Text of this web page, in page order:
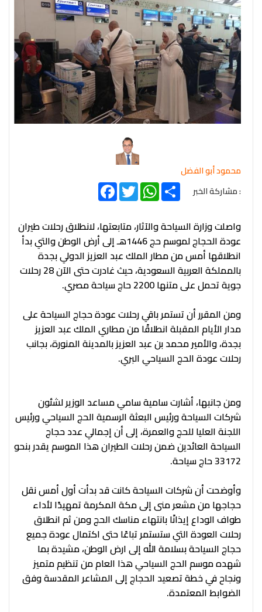
محمود أبو الفضل
: مشاركة الخبر
FacebookTwitter
WhatsAppShare
واصلت وزارة السياحة والآثار، متابعتها، لانطلاق رحلات طيران
عودة الحجاج لموسم حج 1446هـ إلى أرض الوطن والتي بدأ
انطلاقها أمس من مطار الملك عبد العزيز الدولي بجدة
بالمملكة العربية السعودية، حيث غادرت حتى الآن 28 رحلات
جوية تحمل على متنها 2200 حاج سياحة مصري.
ومن المقرر أن تستمر باقي رحلات عودة حجاج السياحة على
مدار الأيام المقبلة انطلاقًا من مطاري الملك عبد العزيز
بجدة، والأمير محمد بن عبد العزيز بالمدينة المنورة، بجانب
رحلات عودة الحج السياحي البري.
ومن جانبها، أشارت سامية سامي مساعد الوزير لشئون
شركات السياحة ورئيس البعثة الرسمية الحج السياحي ورئيس
اللجنة العليا للحج والعمرة، إلى أن إجمالي عدد حجاج
السياحة العائدين ضمن رحلات الطيران هذا الموسم يقدر بنحو
33172 حاج سياحة.
وأوضحت أن شركات السياحة كانت قد بدأت أول أمس نقل
حجاجها من مشعر منى إلى مكة المكرمة تمهيدًا لأداء
طواف الوداع إيذانًا بانتهاء مناسك الحج ومن ثم انطلاق
رحلات العودة التي ستستمر تباعًا حتى اكتمال عودة جميع
حجاج السياحة بسلامة الله إلى ارض الوطن، مشيدة بما
شهده موسم الحج السياحي هذا العام من تنظيم متميز
ونجاح في خطة تصعيد الحجاج إلى المشاعر المقدسة وفق
الضوابط المعتمدة.